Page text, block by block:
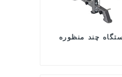
چند منظوره